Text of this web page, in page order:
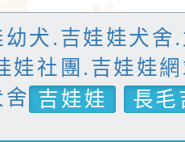
幼犬.吉娃娃犬舍
娃社團.吉娃娃
吉娃娃
長毛